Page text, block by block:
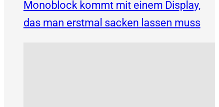
Monoblock kommt mit einem Display,
das man erstmal sacken lassen muss